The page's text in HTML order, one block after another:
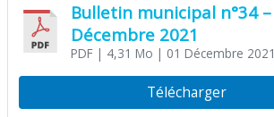
Bulletin municipal n°34 –
Décembre 2021
PDF| 4,31 Mo | 01 Décembre 2021
Télécharger